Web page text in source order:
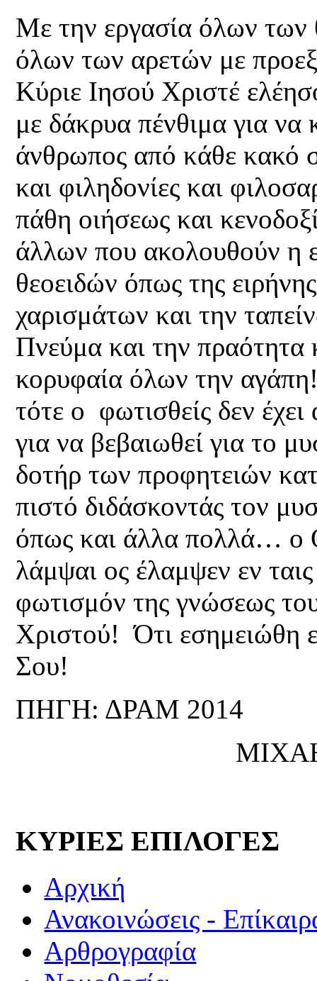
Με την εργασία όλων των
όλων των αρετών με
Κύριε Ιησού Χριστέ
με δάκρυα πένθιμα για
άνθρωπος από κάθε κακό
και φιληδονίες και
πάθη οιήσεως και
άλλων που ακολουθούν η
θεοειδών όπως της
χαρισμάτων και την
Πνεύμα και την πραότητα
κορυφαία όλων την
τότε ο φωτισθείς δεν
για να βεβαιωθεί για το
δοτήρ των προφητειών
πιστό διδάσκοντάς τον
όπως και άλλα πολλά… ο
λάμψαι ος έλαμψεν εν
φωτισμόν της γνώσεως
Χριστού! Ότι εσημειώθη
Σου!
ΠΗΓΗ: ΔΡΑΜ 2014
ΚΥΡΙΕΣ ΕΠΙΛΟΓΕΣ
Αρχική
Ανακοινώσεις -
Αρθρογραφία